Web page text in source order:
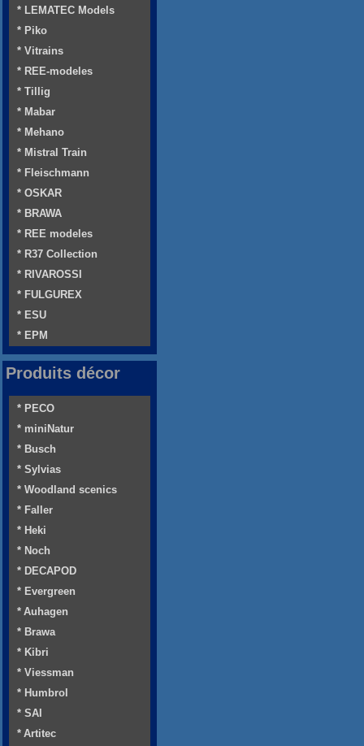
* LEMATEC Models
* Piko
* Vitrains
* REE-modeles
* Tillig
* Mabar
* Mehano
* Mistral Train
* Fleischmann
* OSKAR
* BRAWA
* REE modeles
* R37 Collection
* RIVAROSSI
* FULGUREX
* ESU
* EPM
Produits décor
* PECO
* miniNatur
* Busch
* Sylvias
* Woodland scenics
* Faller
* Heki
* Noch
* DECAPOD
* Evergreen
* Auhagen
* Brawa
* Kibri
* Viessman
* Humbrol
* SAI
* Artitec